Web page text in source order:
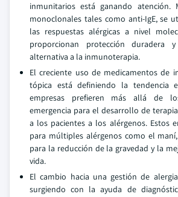
inmunitarios está ganando atención.
monoclonales tales como anti-IgE, se
las respuestas alérgicas a nivel
proporcionan protección duradera
alternativa a la inmunoterapia.
El creciente uso de medicamentos de
tópica está definiendo la tendencia
empresas prefieren más allá de
emergencia para el desarrollo de
a los pacientes a los alérgenos. Estos
para múltiples alérgenos como el
para la reducción de la gravedad y la
vida.
El cambio hacia una gestión de
surgiendo con la ayuda de